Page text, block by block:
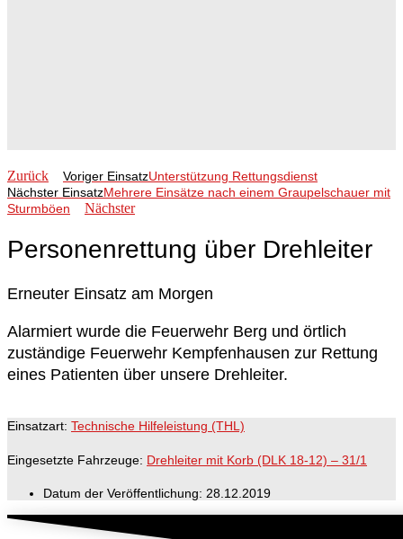
Zurück Voriger EinsatzUnterstützung Rettungsdienst
Nächster EinsatzMehrere Einsätze nach einem Graupelschauer mit
Sturmböen
Nächster
Personenrettung über Drehleiter
Erneuter Einsatz am Morgen
Alarmiert wurde die Feuerwehr Berg und örtlich
zuständige Feuerwehr Kempfenhausen zur Rettung
eines Patienten über unsere Drehleiter.
Einsatzart: Technische Hilfeleistung (THL)
Eingesetzte Fahrzeuge: Drehleiter mit Korb (DLK 18-12) – 31/1
Datum der Veröffentlichung: 28.12.2019